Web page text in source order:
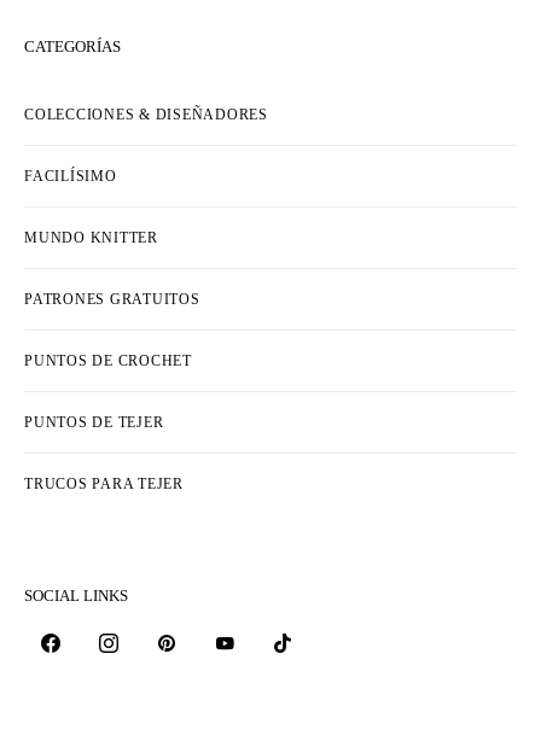
CATEGORÍAS
COLECCIONES & DISEÑADORES
FACILÍSIMO
MUNDO KNITTER
PATRONES GRATUITOS
PUNTOS DE CROCHET
PUNTOS DE TEJER
TRUCOS PARA TEJER
SOCIAL LINKS